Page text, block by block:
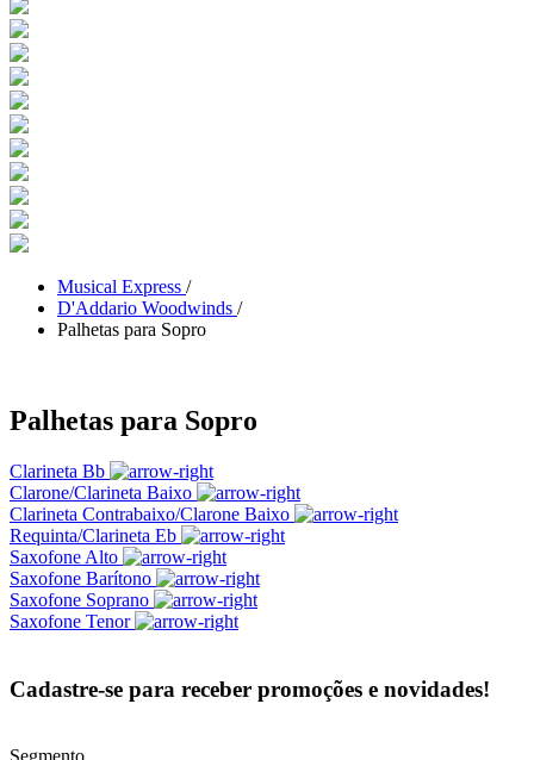
Musical Express /
D'Addario Woodwinds /
Palhetas para Sopro
Palhetas para Sopro
Clarineta Bb
Clarone/Clarineta Baixo
Clarineta Contrabaixo/Clarone Baixo
Requinta/Clarineta Eb
Saxofone Alto
Saxofone Barítono
Saxofone Soprano
Saxofone Tenor
Cadastre-se para receber promoções e novidades!